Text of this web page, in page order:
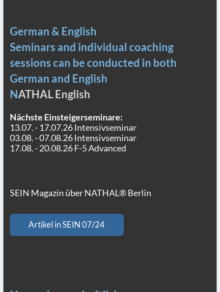
German & English
Seminars and individual coaching
sessions can be conducted in both
German and English
NATHAL English
Nächste Einsteigerseminare:
13.07. - 17.07.26 Intensivseminar
03.08. - 07.08.26 Intensivseminar
17.08. - 20.08.26 F-5 Advanced
SEIN Magazin über NATHAL® Berlin
Artikel in SEIN 07/24